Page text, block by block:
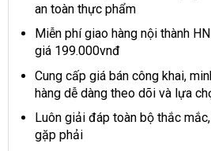
an toàn thực phẩm
Miễn phí giao hàng nội thành
giá 199.000vnđ
Cung cấp giá bán công khai,
hàng dễ dàng theo dõi và lựa
Luôn giải đáp toàn bộ thắc
gặp phải